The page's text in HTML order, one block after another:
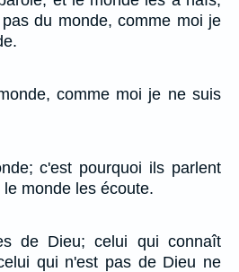
du monde, comme moi je
comme moi je ne suis
c'est pourquoi ils parlent
monde les écoute.
de Dieu; celui qui connaît
qui n'est pas de Dieu ne